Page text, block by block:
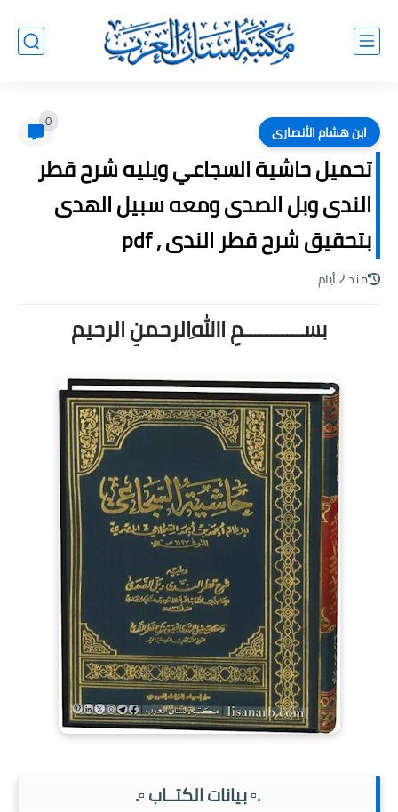
ابن هشام الأنصارى 0
تحميل حاشية السجاعي ويليه شرح قطر
الندى وبل الصدى ومعه سبيل الهدى
بتحقيق شرح قطر الندى , pdf
منذ 2 أيام
بســـــــــــمِ اﷲِالرحمنِ الرحيم
.▫️ بيانات الكتــاب ▫️.